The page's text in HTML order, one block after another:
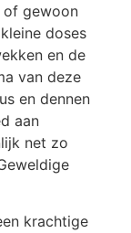
of gewoon
doses
en de
van deze
en dennen
aan
net zo
krachtige